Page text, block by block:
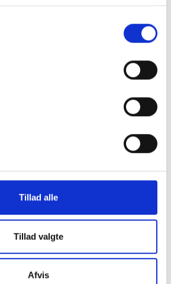
Tillad alle
Tillad valgte
Afvis
1-til-1 erstatter en eksisterende,
Ikke noget med forbehold for køretid
MK-10